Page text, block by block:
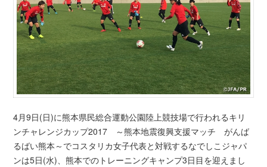
4月9日(日)に熊本県民総合運動公園陸上競技場で行われるキリ
ンチャレンジカップ2017 ～熊本地震復興支援マッチ がんば
るばい熊本～でコスタリカ女子代表と対戦するなでしこジャパ
ンは5日(水)、熊本でのトレーニングキャンプ3日目を迎えまし